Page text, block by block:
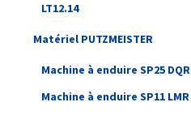
LT12.14
Matériel PUTZMEISTER
Machine à enduire SP25 DQR
Machine à enduire SP11 LMR